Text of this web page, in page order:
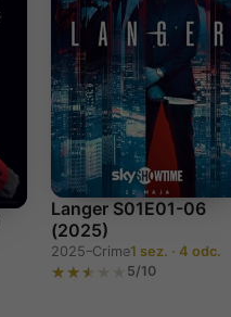
Langer S01E01-06
(2025)
2025–Crime1 sez. · 4 odc.
5/10